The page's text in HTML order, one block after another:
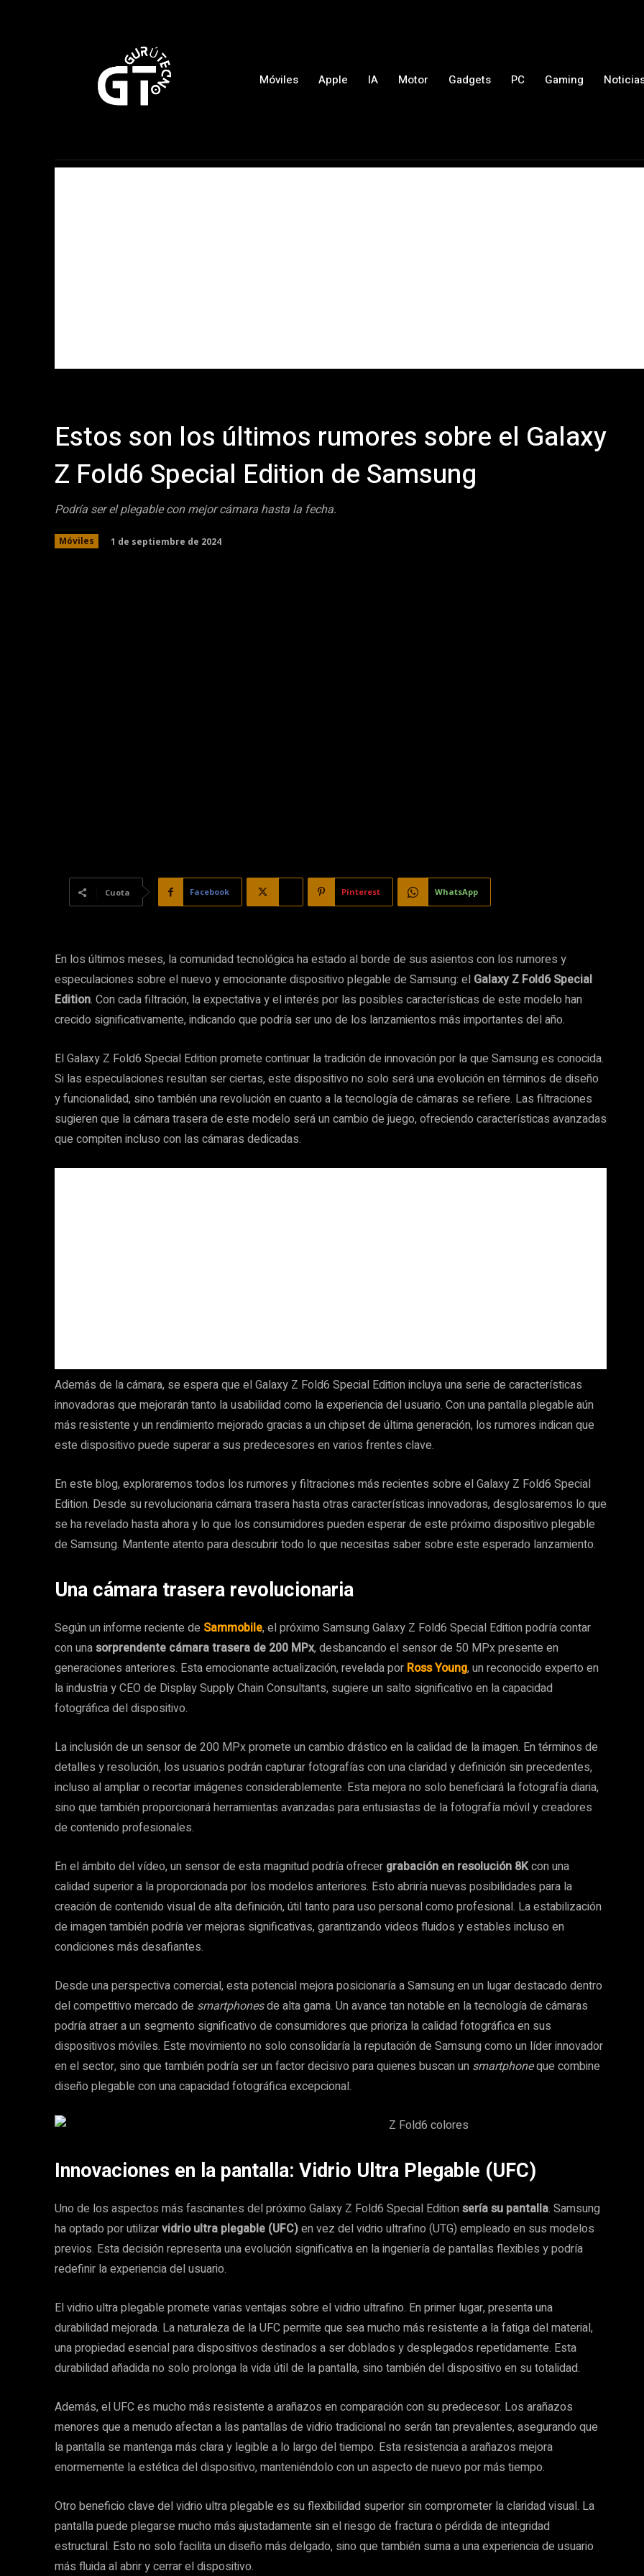
Móviles Apple IA Motor Gadgets PC Gaming
Estos son los últimos rumores sobre el Galaxy
Z Fold6 Special Edition de Samsung
Podría ser el plegable con mejor cámara hasta la fecha.
Móviles 1 de septiembre de 2024
Cuota Facebook Pinterest WhatsApp
En los últimos meses, la comunidad tecnológica ha estado al borde de sus asientos con los rumores y
especulaciones sobre el nuevo y emocionante dispositivo plegable de Samsung: el Galaxy Z Fold6 Special
Edition. Con cada filtración, la expectativa y el interés por las posibles características de este modelo han
crecido significativamente, indicando que podría ser uno de los lanzamientos más importantes del año.
El Galaxy Z Fold6 Special Edition promete continuar la tradición de innovación por la que Samsung es conocida.
Si las especulaciones resultan ser ciertas, este dispositivo no solo será una evolución en términos de diseño
y funcionalidad, sino también una revolución en cuanto a la tecnología de cámaras se refiere. Las filtraciones
sugieren que la cámara trasera de este modelo será un cambio de juego, ofreciendo características avanzadas
que compiten incluso con las cámaras dedicadas.
Además de la cámara, se espera que el Galaxy Z Fold6 Special Edition incluya una serie de características
innovadoras que mejorarán tanto la usabilidad como la experiencia del usuario. Con una pantalla plegable aún
más resistente y un rendimiento mejorado gracias a un chipset de última generación, los rumores indican que
este dispositivo puede superar a sus predecesores en varios frentes clave.
En este blog, exploraremos todos los rumores y filtraciones más recientes sobre el Galaxy Z Fold6 Special
Edition. Desde su revolucionaria cámara trasera hasta otras características innovadoras, desglosaremos lo que
se ha revelado hasta ahora y lo que los consumidores pueden esperar de este próximo dispositivo plegable
de Samsung. Mantente atento para descubrir todo lo que necesitas saber sobre este esperado lanzamiento.
Una cámara trasera revolucionaria
Según un informe reciente de Sammobile, el próximo Samsung Galaxy Z Fold6 Special Edition podría contar
con unasorprendente cámara trasera de 200 MPx, desbancando el sensor de 50 MPx presente en
generaciones anteriores. Esta emocionante actualización, revelada por Ross Young, un reconocido experto en
la industria y CEO de Display Supply Chain Consultants, sugiere un salto significativo en la capacidad
fotográfica del dispositivo.
La inclusión de un sensor de 200 MPx promete un cambio drástico en la calidad de la imagen. En términos de
detalles y resolución, los usuarios podrán capturar fotografías con una claridad y definición sin precedentes,
incluso al ampliar o recortar imágenes considerablemente. Esta mejora no solo beneficiará la fotografía diaria,
sino que también proporcionará herramientas avanzadas para entusiastas de la fotografía móvil y creadores
de contenido profesionales.
En el ámbito del vídeo, un sensor de esta magnitud podría ofrecer grabación en resolución 8Kcon una
calidad superior a la proporcionada por los modelos anteriores. Esto abriría nuevas posibilidades para la
creación de contenido visual de alta definición, útil tanto para uso personal como profesional. La estabilización
de imagen también podría ver mejoras significativas, garantizando videos fluidos y estables incluso en
condiciones más desafiantes.
Desde una perspectiva comercial, esta potencial mejora posicionaría a Samsung en un lugar destacado dentro
del competitivo mercado de smartphonesde alta gama. Un avance tan notable en la tecnología de cámaras
podría atraer a un segmento significativo de consumidores que prioriza la calidad fotográfica en sus
dispositivos móviles. Este movimiento no solo consolidaría la reputación de Samsung como un líder innovador
en el sector, sino que también podría ser un factor decisivo para quienes buscan un smartphoneque combine
diseño plegable con una capacidad fotográfica excepcional.
Innovaciones en la pantalla: Vidrio Ultra Plegable (UFC)
Uno de los aspectos más fascinantes del próximo Galaxy Z Fold6 Special Editionsería su pantalla. Samsung
ha optado por utilizarvidrio ultra plegable (UFC)en vez del vidrio ultrafino (UTG) empleado en sus modelos
previos. Esta decisión representa una evolución significativa en la ingeniería de pantallas flexibles y podría
redefinir la experiencia del usuario.
El vidrio ultra plegable promete varias ventajas sobre el vidrio ultrafino. En primer lugar, presenta una
durabilidad mejorada. La naturaleza de la UFC permite que sea mucho más resistente a la fatiga del material,
una propiedad esencial para dispositivos destinados a ser doblados y desplegados repetidamente. Esta
durabilidad añadida no solo prolonga la vida útil de la pantalla, sino también del dispositivo en su totalidad.
Además, el UFC es mucho más resistente a arañazos en comparación con su predecesor. Los arañazos
menores que a menudo afectan a las pantallas de vidrio tradicional no serán tan prevalentes, asegurando que
la pantalla se mantenga más clara y legible a lo largo del tiempo. Esta resistencia a arañazos mejora
enormemente la estética del dispositivo, manteniéndolo con un aspecto de nuevo por más tiempo.
Otro beneficio clave del vidrio ultra plegable es su flexibilidad superior sin comprometer la claridad visual. La
pantalla puede plegarse mucho más ajustadamente sin el riesgo de fractura o pérdida de integridad
estructural. Esto no solo facilita un diseño más delgado, sino que también suma a una experiencia de usuario
más fluida al abrir y cerrar el dispositivo.